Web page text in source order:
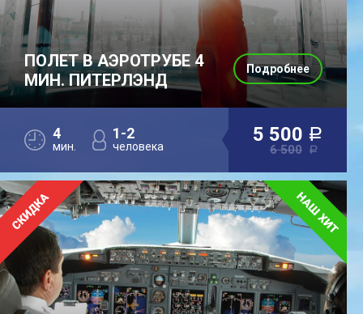
ПОЛЕТ В АЭРОТРУБЕ 4
МИН. ПИТЕРЛЭНД
4
мин.
1-2
человека
5 500 a
6 500 a
Подробнее